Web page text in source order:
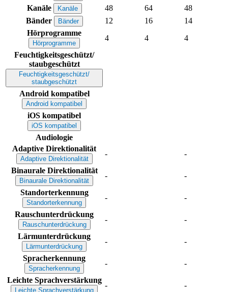
Kanäle Kanäle 48 64
48
Bänder
Bänder 12 16
14
Hörprogramme
Hörprogramme
4 4
4
Feuchtigkeitsgeschützt/
staubgeschützt
Feuchtigkeitsgeschützt/
staubgeschützt
Android kompatibel
Android kompatibel
iOS kompatibel
iOS kompatibel
Audiologie
Adaptive Direktionalität
Adaptive Direktionalität
-
-
Binaurale Direktionalität
Binaurale Direktionalität
-
-
Standorterkennung
Standorterkennung
-
-
Rauschunterdrückung
Rauschunterdrückung
-
-
Lärmunterdrückung
Lärmunterdrückung
-
-
Spracherkennung
Spracherkennung
-
-
Leichte Sprachverstärkung
Leichte Sprachverstärkung
- -